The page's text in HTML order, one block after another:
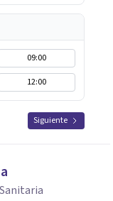
09:00
12:00
Siguiente